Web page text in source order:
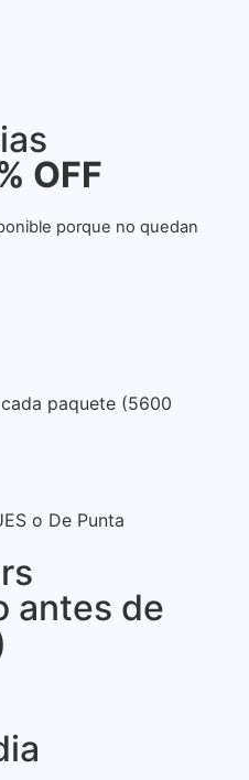
OFF
porque no quedan
paquete (5600
o De Punta
antes de